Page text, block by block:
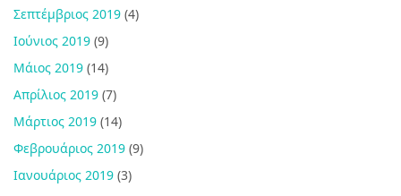
Σεπτέμβριος 2019 (4)
Ιούνιος 2019 (9)
Μάιος 2019 (14)
Απρίλιος 2019 (7)
Μάρτιος 2019 (14)
Φεβρουάριος 2019 (9)
Ιανουάριος 2019 (3)